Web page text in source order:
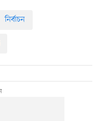
নির্বাচন